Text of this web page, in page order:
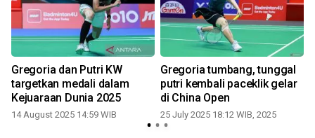
Gregoria dan Putri KW
targetkan medali dalam
Kejuaraan Dunia 2025
14 August 2025 14:59 WIB
Gregoria tumbang, tunggal
putri kembali paceklik gelar
di China Open
25 July 2025 18:12 WIB, 2025